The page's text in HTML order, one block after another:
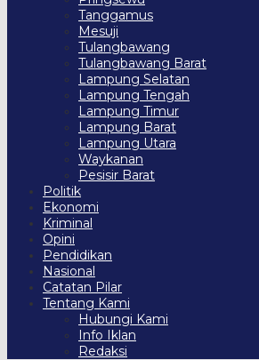
Tanggamus
Mesuji
Tulangbawang
Tulangbawang Barat
Lampung Selatan
Lampung Tengah
Lampung Timur
Lampung Barat
Lampung Utara
Waykanan
Pesisir Barat
Politik
Ekonomi
Kriminal
Opini
Pendidikan
Nasional
Catatan Pilar
Tentang Kami
Hubungi Kami
Info Iklan
Redaksi